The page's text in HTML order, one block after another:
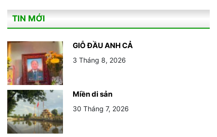
TIN MỚI
GIỖ ĐẦU ANH CẢ
3 Tháng 8, 2026
Miền di sản
30 Tháng 7, 2026